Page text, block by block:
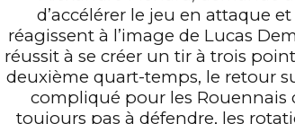
d’accélérer le jeu en attaque
réagissent à l’image de Lucas
réussit à se créer un tir à trois
deuxième quart-temps, le retour
compliqué pour les Rouennais
toujours pas à défendre, les